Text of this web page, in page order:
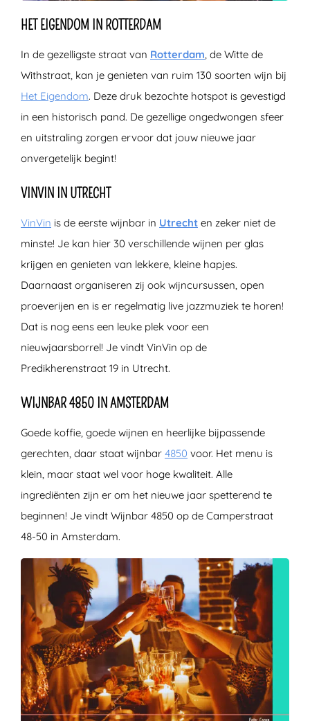
HET EIGENDOM IN ROTTERDAM
In de gezelligste straat van Rotterdam , de Witte de
Withstraat, kan je genieten van ruim 130 soorten wijn bij
Het Eigendom. Deze druk bezochte hotspot is gevestigd
in een historisch pand. De gezellige ongedwongen sfeer
en uitstraling zorgen ervoor dat jouw nieuwe jaar
onvergetelijk begint!
VINVIN IN UTRECHT
VinVin is de eerste wijnbar in Utrecht en zeker niet de
minste! Je kan hier 30 verschillende wijnen per glas
krijgen en genieten van lekkere, kleine hapjes.
Daarnaast organiseren zij ook wijncursussen, open
proeverijen en is er regelmatig live jazzmuziek te horen!
Dat is nog eens een leuke plek voor een
nieuwjaarsborrel! Je vindt VinVin op de
Predikherenstraat 19 in Utrecht.
WIJNBAR 4850 IN AMSTERDAM
Goede koffie, goede wijnen en heerlijke bijpassende
gerechten, daar staat wijnbar 4850 voor. Het menu is
klein, maar staat wel voor hoge kwaliteit. Alle
ingrediënten zijn er om het nieuwe jaar spetterend te
beginnen! Je vindt Wijnbar 4850 op de Camperstraat
48-50 in Amsterdam.